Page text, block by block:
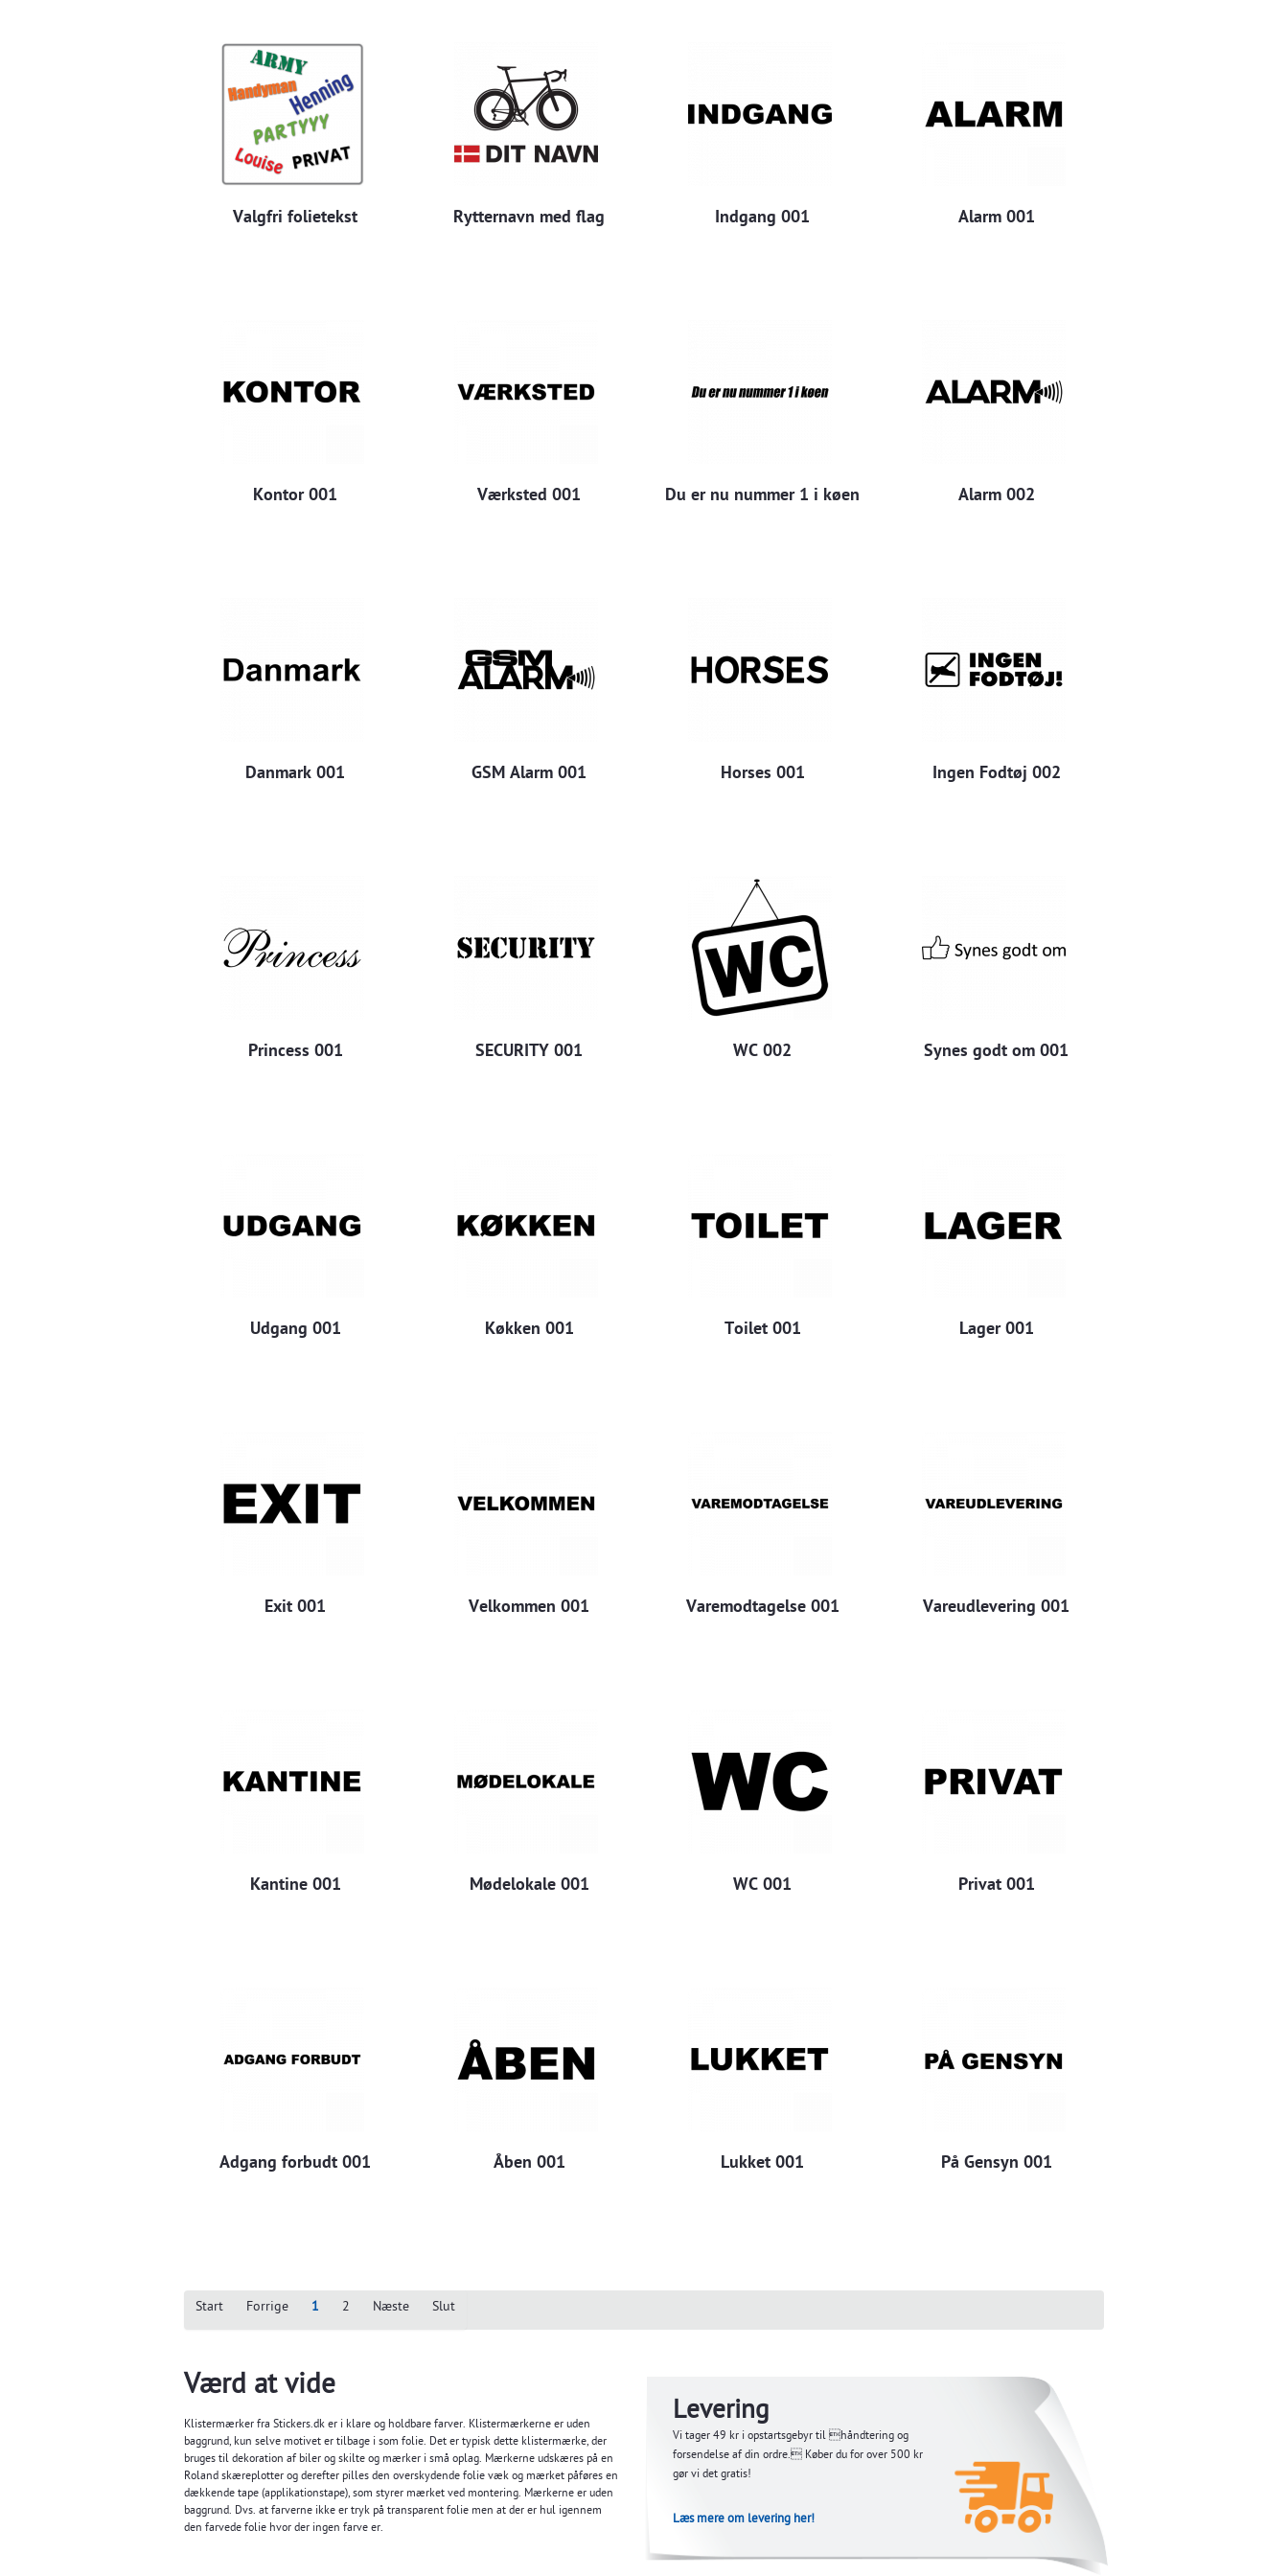
Valgfri folietekst Rytternavn med flag Indgang 001 Alarm 001
Kontor 001 Værksted 001 Du er nu nummer 1 i køen Alarm 002
Danmark 001 GSM Alarm 001 Horses 001 Ingen Fodtøj 002
Princess 001 SECURITY 001 WC 002 Synes godt om 001
Udgang 001 Køkken 001 Toilet 001 Lager 001
Exit 001 Velkommen 001 Varemodtagelse 001 Vareudlevering 001
Kantine 001 Mødelokale 001 WC 001 Privat 001
Adgang forbudt 001 Åben 001 Lukket 001 På Gensyn 001
Start Forrige 1 2 Slut
Næste
Værd at vide
Klistermærker fra Stickers.dk er i klare og holdbare farver. Klistermærkerne er uden
baggrund, kun selve motivet er tilbage i som folie. Det er typisk dette klistermærke, der
bruges til dekoration af biler og skilte og mærker i små oplag. Mærkerne udskæres på en
Roland skæreplotter og derefter pilles den overskydende folie væk og mærket påføres en
dækkende tape (applikationstape), som styrer mærket ved montering. Mærkerne er uden
baggrund. Dvs. at farverne ikke er tryk på transparent folie men at der er hul igennem
den farvede folie hvor der ingen farve er.
Levering
Vi tager 49 kr i opstartsgebyr til håndtering og
forsendelse af din ordre. Køber du for over 500 kr
gør vi det gratis!
Læs mere om levering her!